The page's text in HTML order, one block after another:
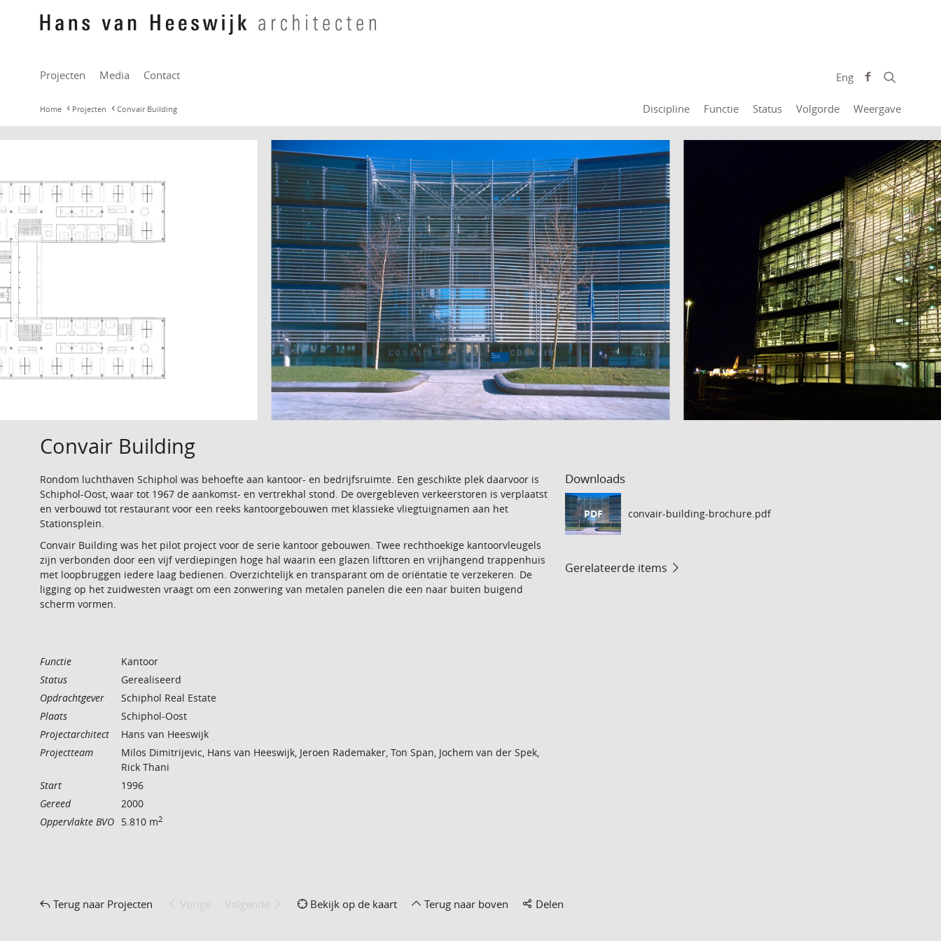
Projecten Media Contact Eng
Home Projecten Convair Building Discipline Functie Status Volgorde Weergave
Convair Building
Rondom luchthaven Schiphol was behoefte aan kantoor- en bedrijfsruimte. Een geschikte plek daarvoor is
Schiphol-Oost, waar tot 1967 de aankomst- en vertrekhal stond. De overgebleven verkeerstoren is verplaatst
en verbouwd tot restaurant voor een reeks kantoorgebouwen met klassieke vliegtuignamen aan het
Stationsplein.
Convair Building was het pilot project voor de serie kantoor gebouwen. Twee rechthoekige kantoorvleugels
zijn verbonden door een vijf verdiepingen hoge hal waarin een glazen lifttoren en vrijhangend trappenhuis
met loopbruggen iedere laag bedienen. Overzichtelijk en transparant om de oriëntatie te verzekeren. De
ligging op het zuidwesten vraagt om een zonwering van metalen panelen die een naar buiten buigend
scherm vormen.
Functie
Kantoor
Status
Gerealiseerd
Opdrachtgever
Schiphol Real Estate
Plaats
Schiphol-Oost
Projectarchitect
Hans van Heeswijk
Projectteam
Milos Dimitrijevic, Hans van Heeswijk, Jeroen Rademaker, Ton Span, Jochem van der Spek,
Rick Thani
Start
1996
Gereed
2000
Oppervlakte BVO 5.810 m2
Downloads
PDF convair-building-brochure.pdf
Gerelateerde items
Terug naar Projecten Vorige Volgende Bekijk op de kaart Terug naar boven Delen